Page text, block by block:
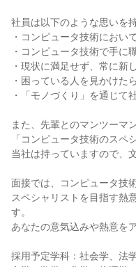
社員は以下のような思いを
・コンピュータ技術におい
・コンピュータ技術で手に
・現状に満足せず、常に新
・困っている人を見かけた
・「モノづくり」を通じて
また、先輩とのマンツーマ
「コンピュータ技術のスペ
当社は持っていますので、
面接では、コンピュータ技
スペシャリストを目指す熱
す。
あなたの意気込みや熱意を
採用予定学科：社会学、法